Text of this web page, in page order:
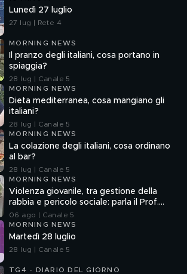
Lunedì 27 luglio
27 lug | Rete 4
MORNING NEWS
Il pranzo degli italiani, cosa portano in
spiaggia?
28 lug | Canale 5
MORNING NEWS
Dieta mediterranea, cosa mangiano gli
italiani?
28 lug | Canale 5
MORNING NEWS
La colazione degli italiani, cosa ordinano
al bar?
28 lug | Canale 5
MORNING NEWS
Violenza giovanile, tra gestione della
rabbia e pericolo sociale: parla il Prof.
Pierpaolo Limone
06 ago | Canale 5
MORNING NEWS
Martedì 28 luglio
28 lug | Canale 5
TG4 - DIARIO DEL GIORNO